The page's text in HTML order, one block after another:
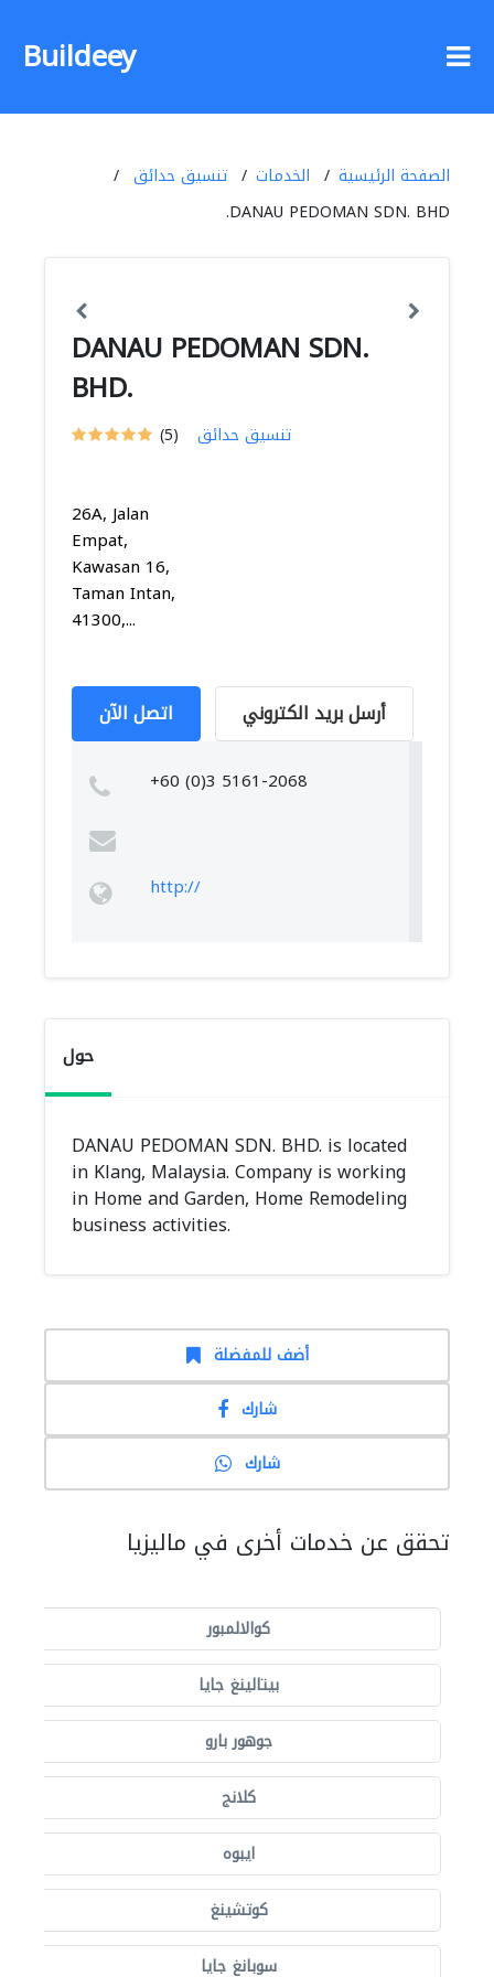
Buildeey
الصفحة الرئيسية الخدمات
تنسيق حدائق
DANAU PEDOMAN SDN. BHD.
DANAU PEDOMAN SDN.
BHD.
(5) تنسيق حدائق
26A, Jalan
Empat,
Kawasan 16,
Taman Intan,
41300,...
اتصل الآن أرسل بريد الكتروني
+60 (0)3 5161-2068
http://
حول
DANAU PEDOMAN SDN. BHD. is located
in Klang, Malaysia. Company is working
in Home and Garden, Home Remodeling
business activities.
أضف للمفضلة
شارك
شارك
تحقق عن خدمات أخرى في ماليزيا
كوالالمبور
بيتالينغ جايا
جوهور بارو
كلانج
ايبوه
كوتشينغ
سوبانغ جايا